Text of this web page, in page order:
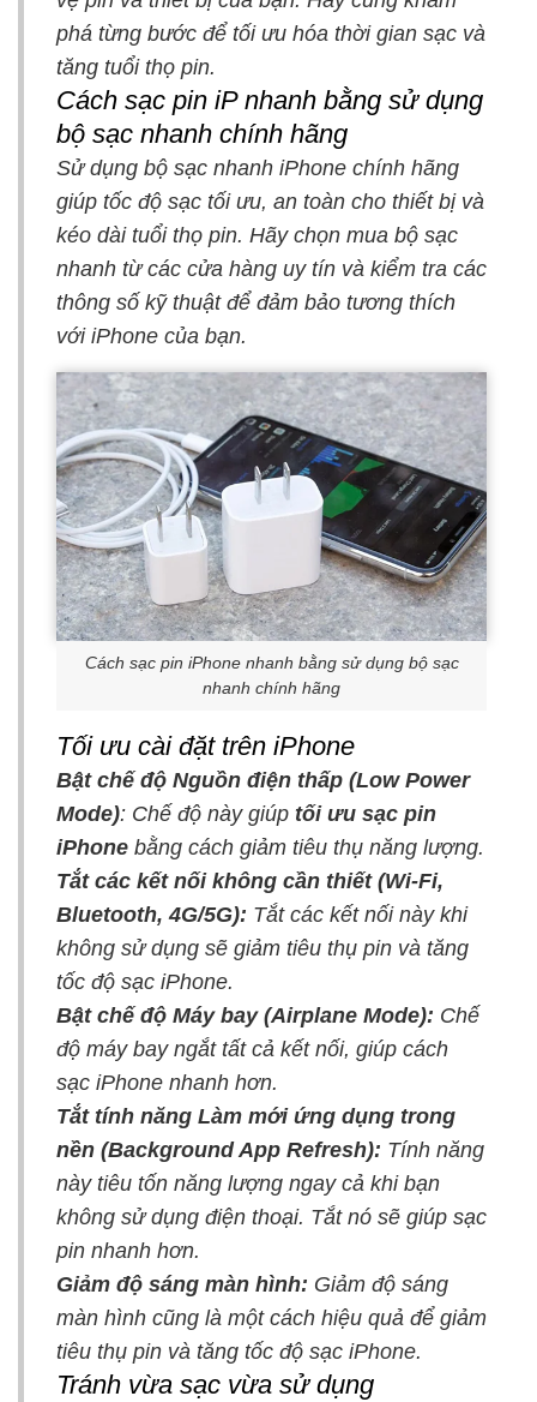
phá từng bước để tối ưu hóa thời gian sạc và
tăng tuổi thọ pin.
Cách sạc pin iP nhanh bằng sử dụng
bộ sạc nhanh chính hãng
Sử dụng bộ sạc nhanh iPhone chính hãng
giúp tốc độ sạc tối ưu, an toàn cho thiết bị và
kéo dài tuổi thọ pin. Hãy chọn mua bộ sạc
nhanh từ các cửa hàng uy tín và kiểm tra các
thông số kỹ thuật để đảm bảo tương thích
với iPhone của bạn.
Cách sạc pin iPhone nhanh bằng sử dụng bộ sạc
nhanh chính hãng
Tối ưu cài đặt trên iPhone
Bật chế độ Nguồn điện thấp (Low Power
Mode): Chế độ này giúp tối ưu sạc pin
iPhone bằng cách giảm tiêu thụ năng lượng.
Tắt các kết nối không cần thiết (Wi-Fi,
Bluetooth, 4G/5G): Tắt các kết nối này khi
không sử dụng sẽ giảm tiêu thụ pin và tăng
tốc độ sạc iPhone.
Bật chế độ Máy bay (Airplane Mode): Chế
độ máy bay ngắt tất cả kết nối, giúp cách
sạc iPhone nhanh hơn.
Tắt tính năng Làm mới ứng dụng trong
nền (Background App Refresh): Tính năng
này tiêu tốn năng lượng ngay cả khi bạn
không sử dụng điện thoại. Tắt nó sẽ giúp sạc
pin nhanh hơn.
Giảm độ sáng màn hình: Giảm độ sáng
màn hình cũng là một cách hiệu quả để giảm
tiêu thụ pin và tăng tốc độ sạc iPhone.
Tránh vừa sạc vừa sử dụng